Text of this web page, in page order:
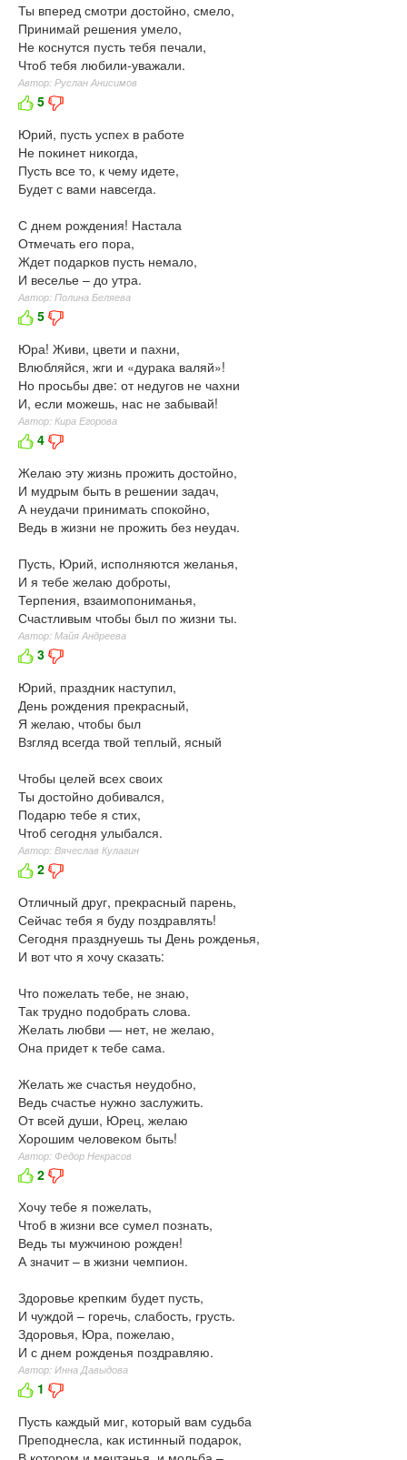
Ты вперед смотри достойно, смело,
Принимай решения умело,
Не коснутся пусть тебя печали,
Чтоб тебя любили-уважали.
Автор: Руслан Анисимов
5
Юрий, пусть успех в работе
Не покинет никогда,
Пусть все то, к чему идете,
Будет с вами навсегда.
С днем рождения! Настала
Отмечать его пора,
Ждет подарков пусть немало,
И веселье – до утра.
Автор: Полина Беляева
5
Юра! Живи, цвети и пахни,
Влюбляйся, жги и «дурака валяй»!
Но просьбы две: от недугов не чахни
И, если можешь, нас не забывай!
Автор: Кира Егорова
4
Желаю эту жизнь прожить достойно,
И мудрым быть в решении задач,
А неудачи принимать спокойно,
Ведь в жизни не прожить без неудач.
Пусть, Юрий, исполняются желанья,
И я тебе желаю доброты,
Терпения, взаимопониманья,
Счастливым чтобы был по жизни ты.
Автор: Майя Андреева
3
Юрий, праздник наступил,
День рождения прекрасный,
Я желаю, чтобы был
Взгляд всегда твой теплый, ясный
Чтобы целей всех своих
Ты достойно добивался,
Подарю тебе я стих,
Чтоб сегодня улыбался.
Автор: Вячеслав Кулагин
2
Отличный друг, прекрасный парень,
Сейчас тебя я буду поздравлять!
Сегодня празднуешь ты День рожденья,
И вот что я хочу сказать:
Что пожелать тебе, не знаю,
Так трудно подобрать слова.
Желать любви — нет, не желаю,
Она придет к тебе сама.
Желать же счастья неудобно,
Ведь счастье нужно заслужить.
От всей души, Юрец, желаю
Хорошим человеком быть!
Автор: Федор Некрасов
2
Хочу тебе я пожелать,
Чтоб в жизни все сумел познать,
Ведь ты мужчиною рожден!
А значит – в жизни чемпион.
Здоровье крепким будет пусть,
И чуждой – горечь, слабость, грусть.
Здоровья, Юра, пожелаю,
И с днем рожденья поздравляю.
Автор: Инна Давыдова
1
Пусть каждый миг, который вам судьба
Преподнесла, как истинный подарок,